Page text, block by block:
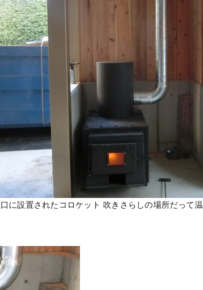
に設置されたコロケット 吹きさらしの場所だって温